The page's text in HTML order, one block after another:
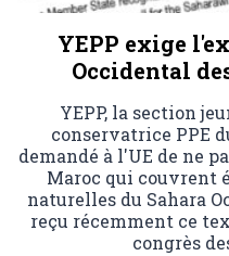
YEPP exige
Occidental
YEPP, la section
conservatrice PPE
demandé à l'UE de ne
Maroc qui couvrent
naturelles du Sahara
reçu récemment ce
congrès